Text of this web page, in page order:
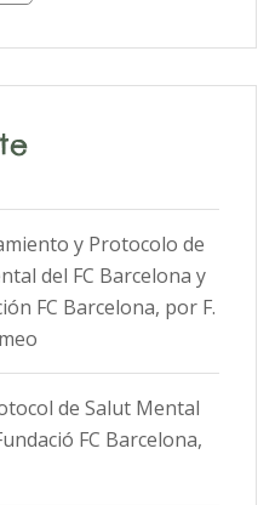
y Protocolo de
del FC Barcelona y
FC Barcelona, por F.
de Salut Mental
FC Barcelona,